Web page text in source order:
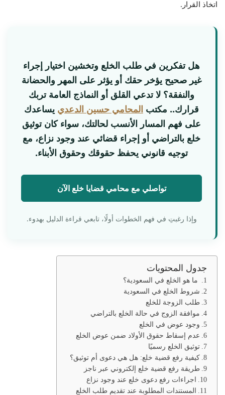
اتخاذ القرار.
هل تفكرين في طلب الخلع وتخشين اختيار إجراء
غير صحيح يؤخر حقك أو يؤثر على المهر والحضانة
والنفقة؟ لا تدعي القلق أو النماذج العامة تربك
قرارك.. مكتب المحامي حسين الدعدي يساعدك
على فهم المسار الأنسب لحالتك، سواء كان توثيق
خلع بالتراضي أو إجراء قضائي عند وجود نزاع، مع
توجيه قانوني يحفظ حقوقك وحقوق الأبناء.
تواصلي مع محامي قضايا خلع الآن
وإذا رغبتِ في فهم الخطوات أولًا، تابعي قراءة الدليل بهدوء.
جدول المحتويات
ما هو الخلع في السعودية؟
شروط الخلع في السعودية
طلب الزوجة للخلع
موافقة الزوج في حالة الخلع بالتراضي
وجود عوض في الخلع
عدم إسقاط حقوق الأولاد ضمن عوض الخلع
توثيق الخلع رسميًا
كيفية رفع قضية خلع: هل هي دعوى أم توثيق؟
طريقة رفع قضية خلع إلكتروني عبر ناجز
اجراءات رفع دعوى خلع عند وجود نزاع
المستندات المطلوبة عند تقديم طلب الخلع